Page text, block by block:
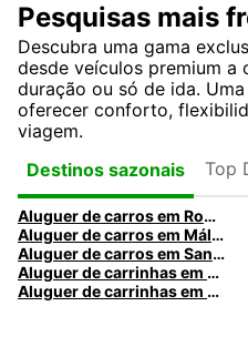
Pesquisas mais
Descubra uma gama
desde veículos premium a
duração ou só de ida.
oferecer conforto,
viagem.
Destinos sazonais
Top
Aluguer de carros em Roma
Aluguer de carros em Málaga
Aluguer de carros em Santa Maria da Feira
Aluguer de carrinhas em Nice
Aluguer de carrinhas em Caldas da Rainha